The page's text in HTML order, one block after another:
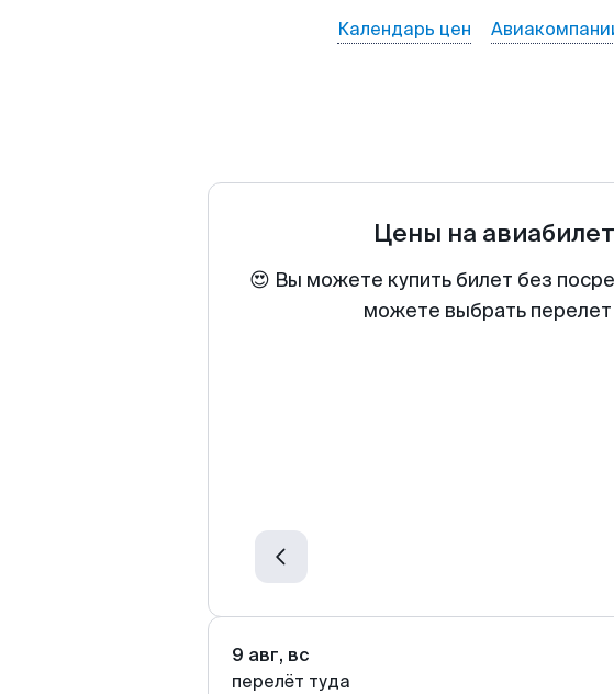
Календарь цен
Цены на
😍 Вы можете купить билет без
можете выбрать
9 авг, вс
перелёт туда